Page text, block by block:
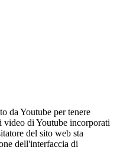
da Youtube per tenere
video di Youtube incorporati
del sito web sta
dell'interfaccia di